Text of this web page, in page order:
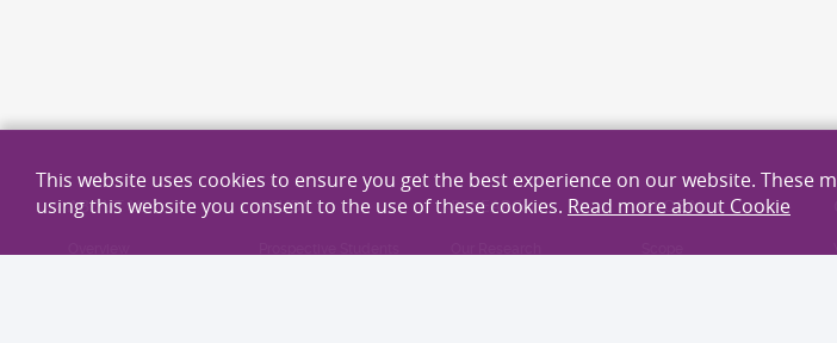
ABOUT US STUDY RESEARCH GLOBAL
This website uses cookies to ensure you get the best experience on our website. These
using this website you consent to the use of these cookies. Read more about Cookie